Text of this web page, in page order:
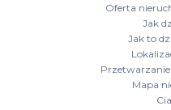
Oferta
Jak
Jak to
Mapa